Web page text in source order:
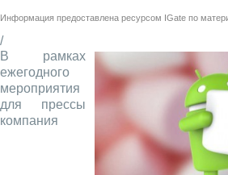
Информация предоставлена ресурсом IGate по
/
В рамках
ежегодного
мероприятия
для прессы
компания